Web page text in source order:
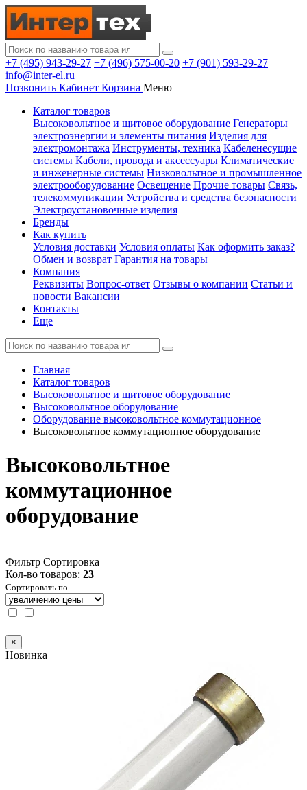
+7 (495) 943-29-27 +7 (496) 575-00-20 +7 (901) 593-29-27
info@inter-el.ru
Позвонить Кабинет Корзина Меню
Каталог товаров
Высоковольтное и щитовое оборудование Генераторы
электроэнергии и элементы питания Изделия для
электромонтажа Инструменты, техника Кабеленесущие
системы Кабели, провода и аксессуары Климатические
и инженерные системы Низковольтное и промышленное
электрооборудование Освещение Прочие товары Связь,
телекоммуникации Устройства и средства безопасности
Электроустановочные изделия
Бренды
Как купить
Условия доставки Условия оплаты Как оформить заказ?
Обмен и возврат Гарантия на товары
Компания
Реквизиты Вопрос-ответ Отзывы о компании Статьи и
новости Вакансии
Контакты
Еще
Главная
Каталог товаров
Высоковольтное и щитовое оборудование
Высоковольтное оборудование
Оборудование высоковольтное коммутационное
Высоковольтное коммутационное оборудование
Высоковольтное
коммутационное
оборудование
Фильтр Сортировка
Кол-во товаров: 23
Сортировать по
×
Новинка